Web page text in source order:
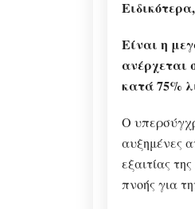
Είναι η
ανέρχεται
κατά 75%
Ο
αυξημένες
εξαιτίας
πνοής για